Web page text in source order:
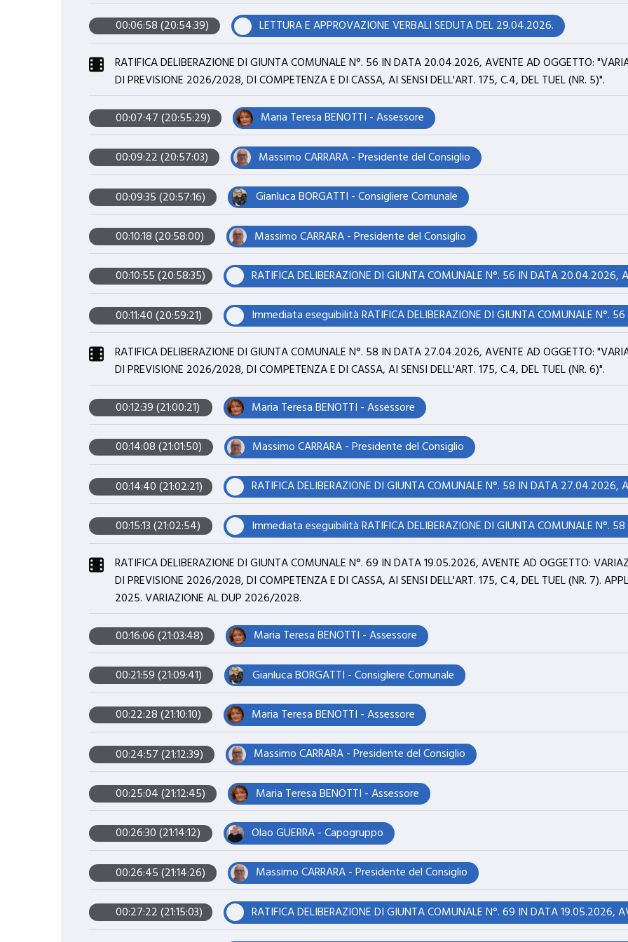
00:06:58 (20:54:39) LETTURA E APPROVAZIONE VERBALI SEDUTA DEL 29.04.2026.
RATIFICA DELIBERAZIONE DI GIUNTA COMUNALE N°. 56 IN DATA 20.04.2026, AVENTE AD OGGETTO:
DI PREVISIONE 2026/2028, DI COMPETENZA E DI CASSA, AI SENSI DELL'ART. 175, C.4, DEL TUEL (NR. 5)".
00:07:47 (20:55:29) Maria Teresa BENOTTI - Assessore
00:09:22 (20:57:03) Massimo CARRARA - Presidente del Consiglio
00:09:35 (20:57:16) Gianluca BORGATTI - Consigliere Comunale
00:10:18 (20:58:00) Massimo CARRARA - Presidente del Consiglio
00:10:55 (20:58:35)
00:11:40 (20:59:21)
RATIFICA DELIBERAZIONE DI GIUNTA COMUNALE N°. 58 IN DATA 27.04.2026, AVENTE AD OGGETTO:
DI PREVISIONE 2026/2028, DI COMPETENZA E DI CASSA, AI SENSI DELL'ART. 175, C.4, DEL TUEL (NR. 6)".
00:12:39 (21:00:21) Maria Teresa BENOTTI - Assessore
00:14:08 (21:01:50) Massimo CARRARA - Presidente del Consiglio
00:14:40 (21:02:21)
00:15:13 (21:02:54)
RATIFICA DELIBERAZIONE DI GIUNTA COMUNALE N°. 69 IN DATA 19.05.2026, AVENTE AD OGGETTO:
DI PREVISIONE 2026/2028, DI COMPETENZA E DI CASSA, AI SENSI DELL'ART. 175, C.4, DEL TUEL (NR. 7).
2025. VARIAZIONE AL DUP 2026/2028.
00:16:06 (21:03:48) Maria Teresa BENOTTI - Assessore
00:21:59 (21:09:41) Gianluca BORGATTI - Consigliere Comunale
00:22:28 (21:10:10) Maria Teresa BENOTTI - Assessore
00:24:57 (21:12:39) Massimo CARRARA - Presidente del Consiglio
00:25:04 (21:12:45) Maria Teresa BENOTTI - Assessore
00:26:30 (21:14:12) Olao GUERRA - Capogruppo
00:26:45 (21:14:26) Massimo CARRARA - Presidente del Consiglio
00:27:22 (21:15:03)